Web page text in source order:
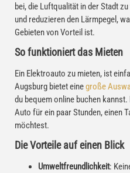
bei, die Luftqualität in der Stadt
und reduzieren den Lärmpegel,
Gebieten von Vorteil ist.
So funktioniert das Mieten
Ein Elektroauto zu mieten, ist
Augsburg bietet einegroße
du bequem online buchen
Auto für ein paar Stunden, einen
möchtest.
Die Vorteile auf einen Blick
Umweltfreundlichkeit: